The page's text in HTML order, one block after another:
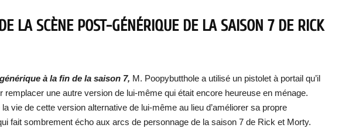
LA SCÈNE POST-GÉNÉRIQUE DE LA SAISON 7 DE RICK
à la fin de la saison 7, M. Poopybutthole a utilisé un pistolet à portail qu’il
remplacer une autre version de lui-même qui était encore heureuse en ménage.
vie de cette version alternative de lui-même au lieu d’améliorer sa propre
fait sombrement écho aux arcs de personnage de la saison 7 de Rick et Morty.